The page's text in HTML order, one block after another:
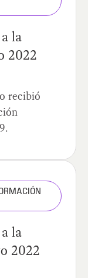
la
2022
recibió
la
2022